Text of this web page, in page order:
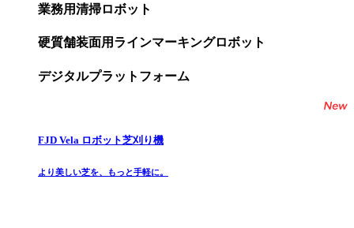
業務用清掃ロボット
硬質舗装面用ラインマーキングロボット
デジタルプラットフォーム
FJD Vela ロボット芝刈り機
より美しい芝を、もっと手軽に。